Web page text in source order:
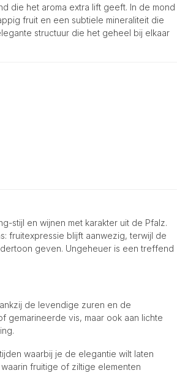
die het aroma extra lift geeft. In de mond
fruit en een subtiele mineraliteit die
structuur die het geheel bij elkaar
stijl en wijnen met karakter uit de Pfalz.
fruitexpressie blijft aanwezig, terwijl de
geven. Ungeheuer is een treffend
de levendige zuren en de
gemarineerde vis, maar ook aan lichte
waarbij je de elegantie wilt laten
fruitige of ziltige elementen